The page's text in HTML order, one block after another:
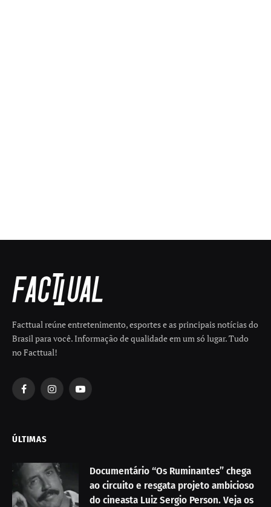
Facttual reúne entretenimento, esportes e as principais notícias do
Brasil para você. Informação de qualidade em um só lugar. Tudo
no Facttual!
FacebookInstagramYouTube
ÚLTIMAS
Documentário “Os Ruminantes” chega
ao circuito e resgata projeto ambicioso
do cineasta Luiz Sergio Person. Veja os